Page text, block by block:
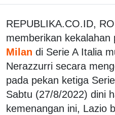
REPUBLIKA.CO.ID,
memberikan kekalahan
Milan di Serie A Italia
Nerazzurri secara
pada pekan ketiga
Sabtu (27/8/2022) dini
kemenangan ini, Lazio